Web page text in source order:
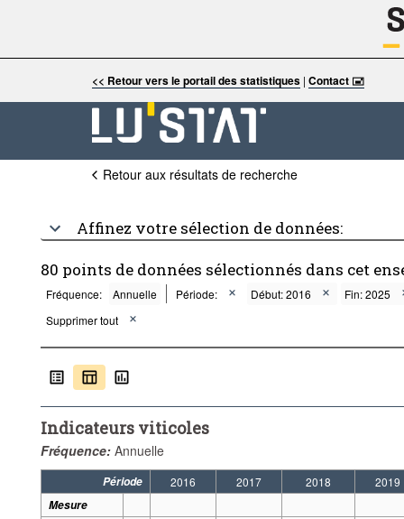
<< Retour vers le portail des statistiques| Contact 🖃
Retour aux résultats de recherche
Affinez votre sélection de données:
80 points de données sélectionnés dans cet
Fréquence: Annuelle Période: Début: 2016
Fin: 2025
Supprimer tout
Indicateurs viticoles
Fréquence: Annuelle
Période 2016 2017 2018
2019
Mesure